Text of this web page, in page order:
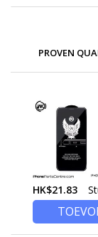
PROVEN
HK$21.83